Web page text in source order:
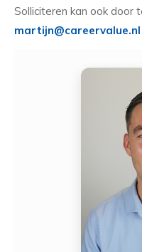
Solliciteren kan ook door
martijn@careervalue.nl